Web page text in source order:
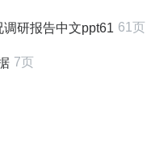
研报告中文ppt61 61页
7页